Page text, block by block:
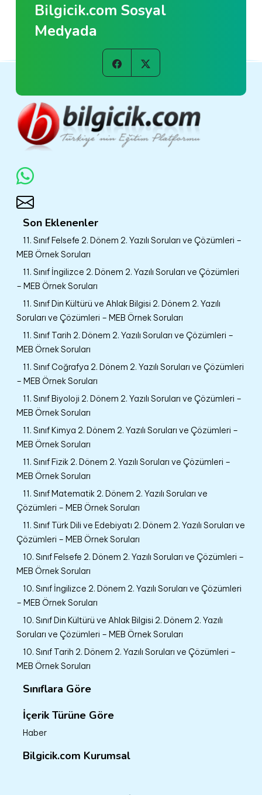
Bilgicik.com Sosyal
Medyada
Son Eklenenler
11. Sınıf Felsefe 2. Dönem 2. Yazılı Soruları ve Çözümleri –
MEB Örnek Soruları
11. Sınıf İngilizce 2. Dönem 2. Yazılı Soruları ve Çözümleri
– MEB Örnek Soruları
11. Sınıf Din Kültürü ve Ahlak Bilgisi 2. Dönem 2. Yazılı
Soruları ve Çözümleri – MEB Örnek Soruları
11. Sınıf Tarih 2. Dönem 2. Yazılı Soruları ve Çözümleri –
MEB Örnek Soruları
11. Sınıf Coğrafya 2. Dönem 2. Yazılı Soruları ve Çözümleri
– MEB Örnek Soruları
11. Sınıf Biyoloji 2. Dönem 2. Yazılı Soruları ve Çözümleri –
MEB Örnek Soruları
11. Sınıf Kimya 2. Dönem 2. Yazılı Soruları ve Çözümleri –
MEB Örnek Soruları
11. Sınıf Fizik 2. Dönem 2. Yazılı Soruları ve Çözümleri –
MEB Örnek Soruları
11. Sınıf Matematik 2. Dönem 2. Yazılı Soruları ve
Çözümleri – MEB Örnek Soruları
11. Sınıf Türk Dili ve Edebiyatı 2. Dönem 2. Yazılı Soruları ve
Çözümleri – MEB Örnek Soruları
10. Sınıf Felsefe 2. Dönem 2. Yazılı Soruları ve Çözümleri –
MEB Örnek Soruları
10. Sınıf İngilizce 2. Dönem 2. Yazılı Soruları ve Çözümleri
– MEB Örnek Soruları
10. Sınıf Din Kültürü ve Ahlak Bilgisi 2. Dönem 2. Yazılı
Soruları ve Çözümleri – MEB Örnek Soruları
10. Sınıf Tarih 2. Dönem 2. Yazılı Soruları ve Çözümleri –
MEB Örnek Soruları
Sınıflara Göre
İçerik Türüne Göre
Haber
Bilgicik.com Kurumsal